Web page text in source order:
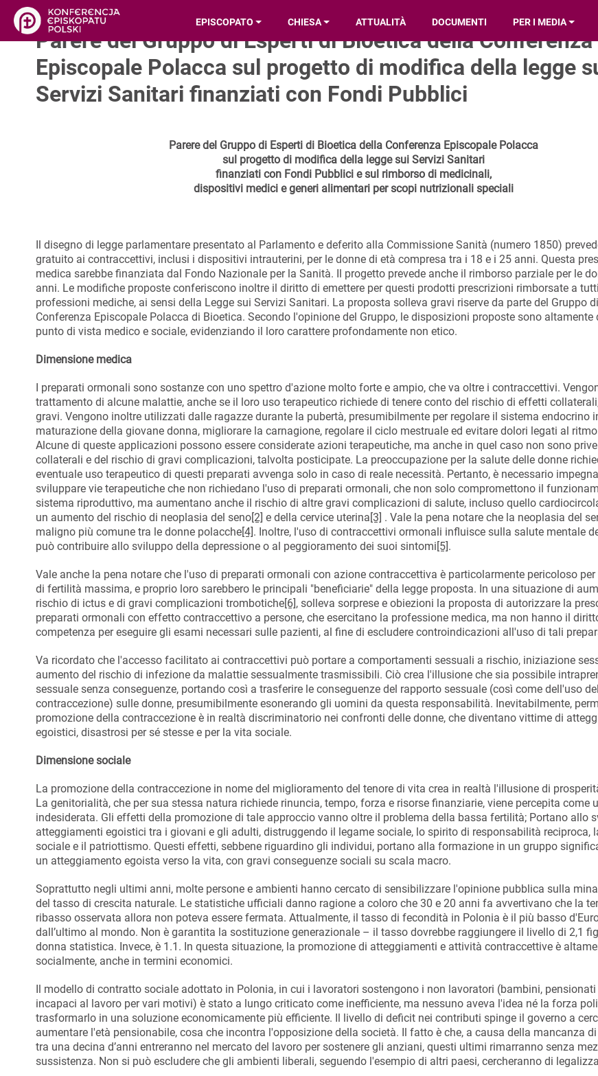
EPISCOPATO CHIESA ATTUALITÀ DOCUMENTI PER I MEDIA
Parere del Gruppo di Esperti di Bioetica della Conferenza
Episcopale Polacca sul progetto di modifica della legge
Servizi Sanitari finanziati con Fondi Pubblici
Parere del Gruppo di Esperti di Bioetica della Conferenza Episcopale Polacca
sul progetto di modifica della legge sui Servizi Sanitari
finanziati con Fondi Pubblici e sul rimborso di medicinali,
dispositivi medici e generi alimentari per scopi nutrizionali speciali
Il disegno di legge parlamentare presentato al Parlamento e deferito alla Commissione Sanità (numero 1850)
gratuito ai contraccettivi, inclusi i dispositivi intrauterini, per le donne di età compresa tra i 18 e i 25 anni. Questa
medica sarebbe finanziata dal Fondo Nazionale per la Sanità. Il progetto prevede anche il rimborso parziale per le
anni. Le modifiche proposte conferiscono inoltre il diritto di emettere per questi prodotti prescrizioni rimborsate a
professioni mediche, ai sensi della Legge sui Servizi Sanitari. La proposta solleva gravi riserve da parte del Gruppo
Conferenza Episcopale Polacca di Bioetica. Secondo l'opinione del Gruppo, le disposizioni proposte sono altamente
punto di vista medico e sociale, evidenziando il loro carattere profondamente non etico.
Dimensione medica
I preparati ormonali sono sostanze con uno spettro d'azione molto forte e ampio, che va oltre i contraccettivi.
trattamento di alcune malattie, anche se il loro uso terapeutico richiede di tenere conto del rischio di effetti
gravi. Vengono inoltre utilizzati dalle ragazze durante la pubertà, presumibilmente per regolare il sistema endocrino
maturazione della giovane donna, migliorare la carnagione, regolare il ciclo mestruale ed evitare dolori legati al
Alcune di queste applicazioni possono essere considerate azioni terapeutiche, ma anche in quel caso non sono
collaterali e del rischio di gravi complicazioni, talvolta posticipate. La preoccupazione per la salute delle donne
eventuale uso terapeutico di questi preparati avvenga solo in caso di reale necessità. Pertanto, è necessario
sviluppare vie terapeutiche che non richiedano l'uso di preparati ormonali, che non solo compromettono il
sistema riproduttivo, ma aumentano anche il rischio di altre gravi complicazioni di salute, incluso quello
un aumento del rischio di neoplasia del seno[2] e della cervice uterina[3] . Vale la pena notare che la neoplasia del
maligno più comune tra le donne polacche[4]. Inoltre, l'uso di contraccettivi ormonali influisce sulla salute mentale
può contribuire allo sviluppo della depressione o al peggioramento dei suoi sintomi[5].
Vale anche la pena notare che l'uso di preparati ormonali con azione contraccettiva è particolarmente pericoloso per
di fertilità massima, e proprio loro sarebbero le principali "beneficiarie" della legge proposta. In una situazione di
rischio di ictus e di gravi complicazioni trombotiche[6], solleva sorprese e obiezioni la proposta di autorizzare la
preparati ormonali con effetto contraccettivo a persone, che esercitano la professione medica, ma non hanno il
competenza per eseguire gli esami necessari sulle pazienti, al fine di escludere controindicazioni all'uso di tali
Va ricordato che l'accesso facilitato ai contraccettivi può portare a comportamenti sessuali a rischio, iniziazione
aumento del rischio di infezione da malattie sessualmente trasmissibili. Ciò crea l'illusione che sia possibile
sessuale senza conseguenze, portando così a trasferire le conseguenze del rapporto sessuale (così come dell'uso
contraccezione) sulle donne, presumibilmente esonerando gli uomini da questa responsabilità. Inevitabilmente,
promozione della contraccezione è in realtà discriminatorio nei confronti delle donne, che diventano vittime di
egoistici, disastrosi per sé stesse e per la vita sociale.
Dimensione sociale
La promozione della contraccezione in nome del miglioramento del tenore di vita crea in realtà l'illusione di
La genitorialità, che per sua stessa natura richiede rinuncia, tempo, forza e risorse finanziarie, viene percepita come
indesiderata. Gli effetti della promozione di tale approccio vanno oltre il problema della bassa fertilità; Portano allo
atteggiamenti egoistici tra i giovani e gli adulti, distruggendo il legame sociale, lo spirito di responsabilità reciproca,
sociale e il patriottismo. Questi effetti, sebbene riguardino gli individui, portano alla formazione in un gruppo
un atteggiamento egoista verso la vita, con gravi conseguenze sociali su scala macro.
Soprattutto negli ultimi anni, molte persone e ambienti hanno cercato di sensibilizzare l'opinione pubblica sulla
del tasso di crescita naturale. Le statistiche ufficiali danno ragione a coloro che 30 e 20 anni fa avvertivano che la
ribasso osservata allora non poteva essere fermata. Attualmente, il tasso di fecondità in Polonia è il più basso
dall’ultimo al mondo. Non è garantita la sostituzione generazionale – il tasso dovrebbe raggiungere il livello di 2,1
donna statistica. Invece, è 1.1. In questa situazione, la promozione di atteggiamenti e attività contraccettive è
socialmente, anche in termini economici.
Il modello di contratto sociale adottato in Polonia, in cui i lavoratori sostengono i non lavoratori (bambini, pensionati
incapaci al lavoro per vari motivi) è stato a lungo criticato come inefficiente, ma nessuno aveva l'idea né la forza
trasformarlo in una soluzione economicamente più efficiente. Il livello di deficit nei contributi spinge il governo a
aumentare l'età pensionabile, cosa che incontra l'opposizione della società. Il fatto è che, a causa della mancanza
tra una decina d’anni entreranno nel mercato del lavoro per sostenere gli anziani, questi ultimi rimarranno senza
sussistenza. Non si può escludere che gli ambienti liberali, seguendo l'esempio di altri paesi, cercheranno di